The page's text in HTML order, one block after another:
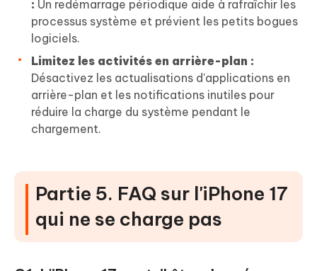
: Un redémarrage périodique aide à rafraîchir les
processus système et prévient les petits bogues
logiciels.
Limitez les activités en arrière-plan :
Désactivez les actualisations d'applications en
arrière-plan et les notifications inutiles pour
réduire la charge du système pendant le
chargement.
Partie 5. FAQ sur l'iPhone 17
qui ne se charge pas